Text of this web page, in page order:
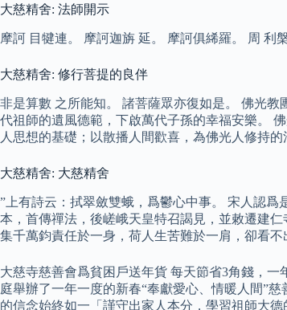
大慈精舍: 法師開示
摩訶 目犍連。 摩訶迦旃 延。 摩訶俱絺羅。 周 利槃
大慈精舍: 修行菩提的良伴
非是算數 之所能知。 諸菩薩眾亦復如是。 佛光
代祖師的遺風德範，下啟萬代子孫的幸福安樂。
人思想的基礎；以散播人間歡喜，為佛光人修持的
大慈精舍: 大慈精舍
”上有詩云：拭翠斂雙蛾，爲鬱心中事。 宋人認爲
本，首傳禪法，後嵯峨天皇特召謁見，並敕遷建
集千萬鈞責任於一身，荷人生苦難於一肩，卻看不
大慈寺慈善會爲貧困戶送年貨 每天節省3角錢，
庭舉辦了一年一度的新春“奉獻愛心、情暖人間”
的信念始終如一「謹守出家人本分，學習祖師大